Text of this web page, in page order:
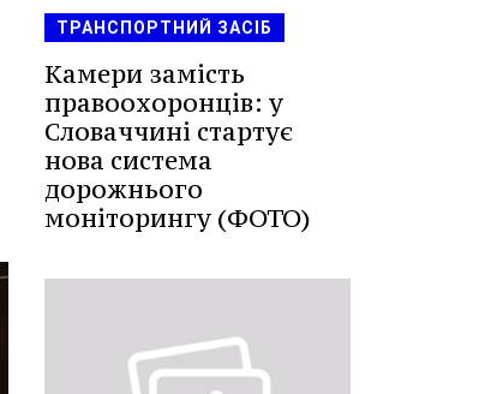
ТРАНСПОРТНИЙ ЗАСІБ
Камери замість
правоохоронців: у
Словаччині стартує
нова система
дорожнього
моніторингу (ФОТО)